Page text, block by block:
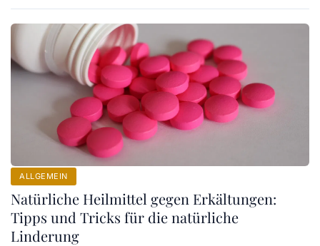
ALLGEMEIN
Natürliche Heilmittel gegen Erkältungen:
Tipps und Tricks für die natürliche
Linderung